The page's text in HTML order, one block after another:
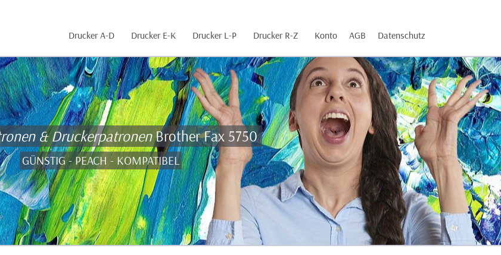
Drucker A-D Drucker E-K Drucker L-P Drucker R-Z Konto AGB Datenschutz
& DruckerpatronenBrother Fax 5750
GÜNSTIG - PEACH - KOMPATIBEL